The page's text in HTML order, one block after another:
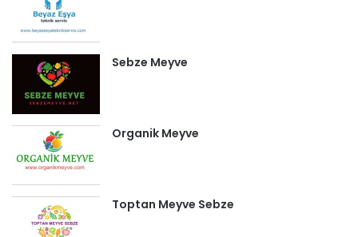
Sebze Meyve
Organik Meyve
Toptan Meyve Sebze